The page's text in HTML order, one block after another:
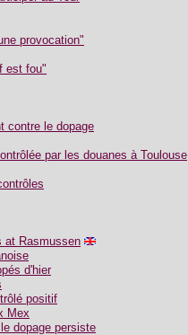
provocation"
est fou"
contre le dopage
par les douanes à Toulouse
at Rasmussen
d'hier
positif
Mex
dopage persiste